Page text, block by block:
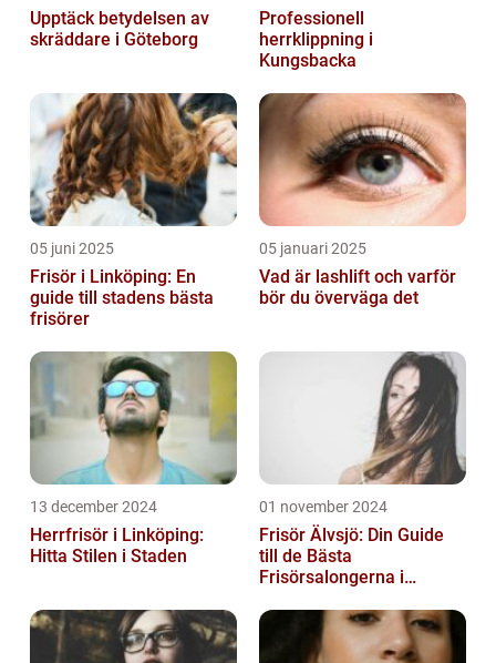
Upptäck betydelsen av
skräddare i Göteborg
Professionell
herrklippning i
Kungsbacka
05 juni 2025
Frisör i Linköping: En
guide till stadens bästa
frisörer
05 januari 2025
Vad är lashlift och varför
bör du överväga det
13 december 2024
Herrfrisör i Linköping:
Hitta Stilen i Staden
01 november 2024
Frisör Älvsjö: Din Guide
till de Bästa
Frisörsalongerna i